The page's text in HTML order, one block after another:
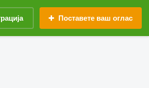
Поставете ваш оглас